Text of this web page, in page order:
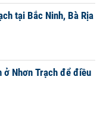
tại Bắc Ninh, Bà Rịa
Nhơn Trạch để điều